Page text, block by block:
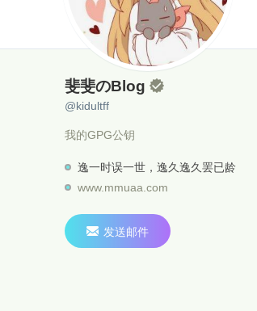
斐斐のBlog
@kidultff
斐斐のBlog 
@kidultff
我的GPG公钥
逸一时误一世，逸久逸久罢已龄
www.mmuaa.com
 发送邮件